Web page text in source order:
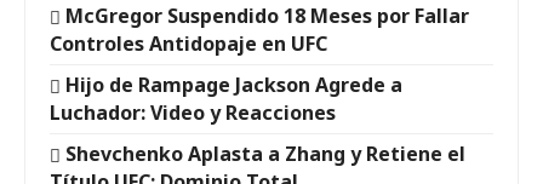
McGregor Suspendido 18 Meses por Fallar
Controles Antidopaje en UFC
Hijo de Rampage Jackson Agrede a
Luchador: Video y Reacciones
Shevchenko Aplasta a Zhang y Retiene el